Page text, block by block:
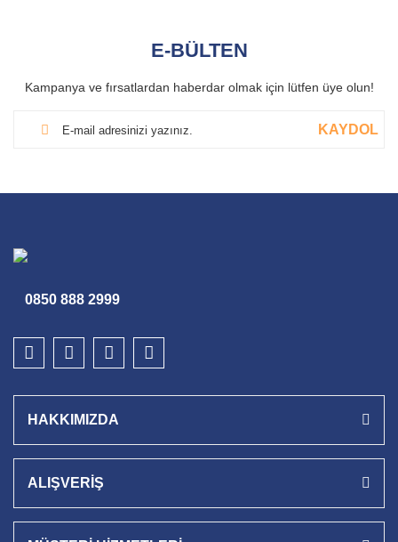
E-BÜLTEN
Kampanya ve fırsatlardan haberdar olmak için lütfen üye olun!
KAYDOL
0850 888 2999
HAKKIMIZDA
ALIŞVERİŞ